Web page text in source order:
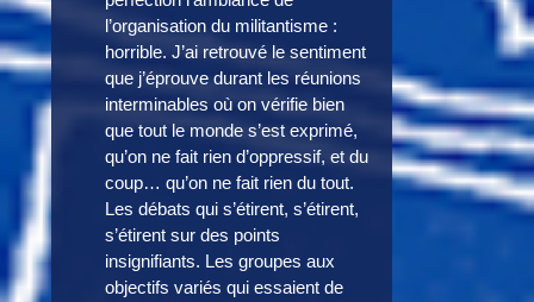
l’organisation du militantisme :
horrible. J’ai retrouvé le sentiment
que j’éprouve durant les réunions
interminables où on vérifie bien
que tout le monde s’est exprimé,
qu’on ne fait rien d’oppressif, et du
coup… qu’on ne fait rien du tout.
Les débats qui s’étirent, s’étirent,
s’étirent sur des points
insignifiants. Les groupes aux
objectifs variés qui essaient de